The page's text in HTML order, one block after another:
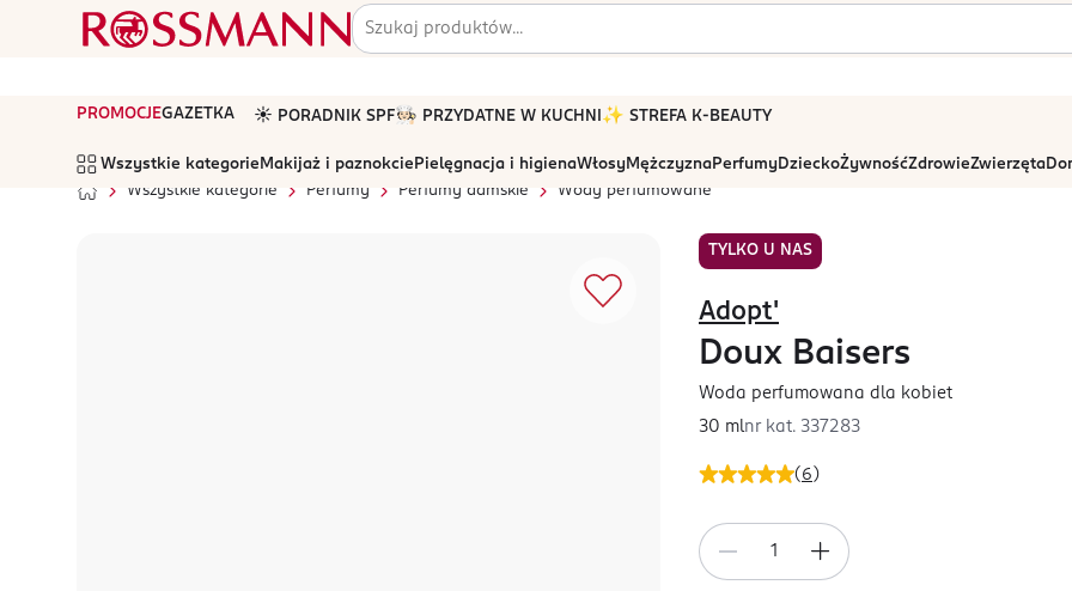
PROMOCJEGAZETKA ☀️ PORADNIK SPF🧑🏻‍🍳 PRZYDATNE W KUCHNI ✨ STREFA K-BEAUTY
Wszystkie kategorie Makijaż i paznokcie Pielęgnacja i higienaWłosyMężczyznaPerfumyDzieckoŻywnośćZdrowieZwierzęta
Wszystkie kategorie
Perfumy Perfumy damskie Wody perfumowane
TYLKO U NAS
( 6 )
Adopt'
Doux Baisers
Woda perfumowana dla kobiet
30 mlnr kat. 337283